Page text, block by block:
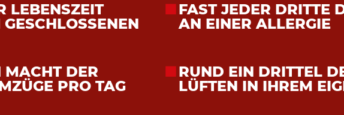
LEBENSZEIT
MACHT DER
PRO TAG
FAST JEDER DRITTE
AN EINER ALLERGIE
RUND EIN DRITTEL
LÜFTEN IN IHREM